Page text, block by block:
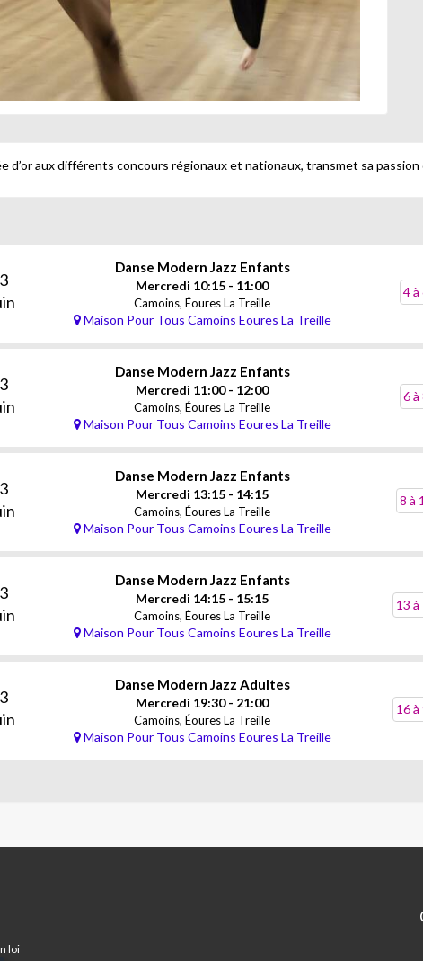
d’or aux différents concours régionaux et nationaux, transmet sa passion
Danse Modern Jazz Enfants
Mercredi 10:15 - 11:00
Camoins, Éoures La Treille
Maison Pour Tous Camoins Eoures La Treille
4 à
Danse Modern Jazz Enfants
Mercredi 11:00 - 12:00
Camoins, Éoures La Treille
Maison Pour Tous Camoins Eoures La Treille
6 à
Danse Modern Jazz Enfants
Mercredi 13:15 - 14:15
Camoins, Éoures La Treille
Maison Pour Tous Camoins Eoures La Treille
8 à
Danse Modern Jazz Enfants
Mercredi 14:15 - 15:15
Camoins, Éoures La Treille
Maison Pour Tous Camoins Eoures La Treille
13 à
Danse Modern Jazz Adultes
Mercredi 19:30 - 21:00
Camoins, Éoures La Treille
Maison Pour Tous Camoins Eoures La Treille
16 à
loi